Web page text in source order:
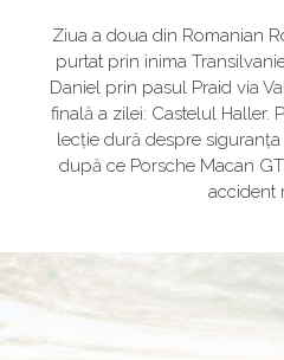
Ziua a doua din Romanian
purtat prin inima
Daniel prin pasul Praid via
finală a zilei: Castelul Haller.
lecție dură despre
după ce Porsche Macan
accident